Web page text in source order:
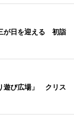
が日を迎える 初詣
遊び広場」 クリス